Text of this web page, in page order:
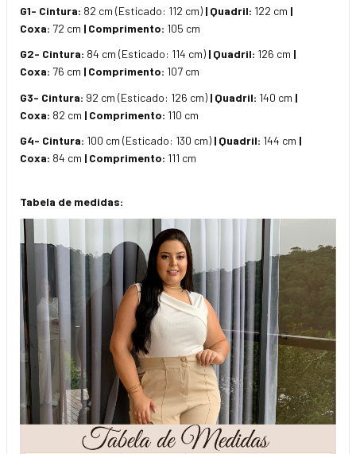
G1- Cintura: 82 cm (Esticado: 112 cm) | Quadril: 122 cm |
Coxa: 72 cm | Comprimento: 105 cm
G2- Cintura: 84 cm (Esticado: 114 cm) | Quadril: 126 cm |
Coxa: 76 cm | Comprimento: 107 cm
G3- Cintura: 92 cm (Esticado: 126 cm) | Quadril: 140 cm |
Coxa: 82 cm | Comprimento: 110 cm
G4- Cintura: 100 cm (Esticado: 130 cm) | Quadril: 144 cm |
Coxa: 84 cm | Comprimento: 111 cm
Tabela de medidas: